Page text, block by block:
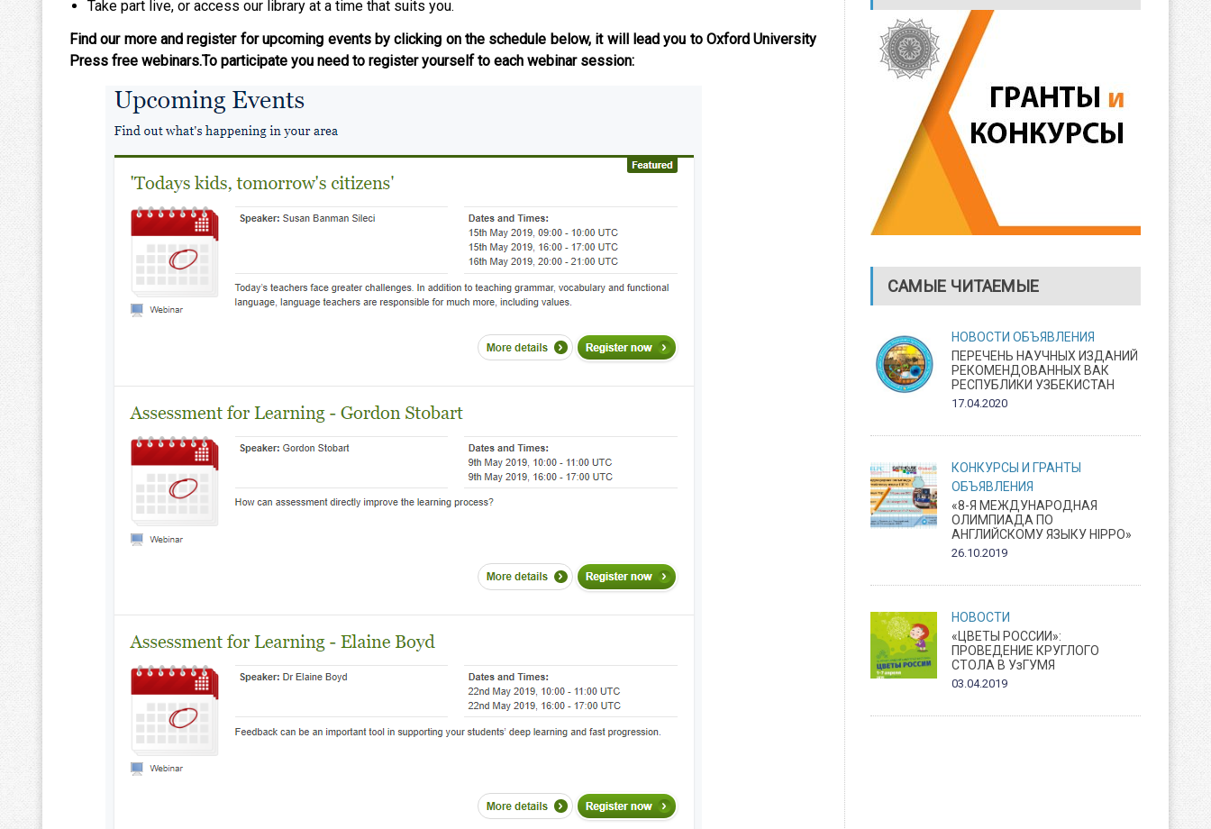
Take part live, or access our library at a time that suits you.
Find our more and register for upcoming events by clicking on the schedule below, it will lead you to Oxford University
Press free webinars.To participate you need to register yourself to each webinar session:
САМЫЕ ЧИТАЕМЫЕ
НОВОСТИ ОБЪЯВЛЕНИЯ
ПЕРЕЧЕНЬ НАУЧНЫХ ИЗДАНИЙ
РЕКОМЕНДОВАННЫХ ВАК
РЕСПУБЛИКИ УЗБЕКИСТАН
17.04.2020
КОНКУРСЫ И ГРАНТЫ
ОБЪЯВЛЕНИЯ
«8-Я МЕЖДУНАРОДНАЯ
ОЛИМПИАДА ПО
АНГЛИЙСКОМУ ЯЗЫКУ HIPPO»
26.10.2019
НОВОСТИ
«ЦВЕТЫ РОССИИ»:
ПРОВЕДЕНИЕ КРУГЛОГО
СТОЛА В УзГУМЯ
03.04.2019